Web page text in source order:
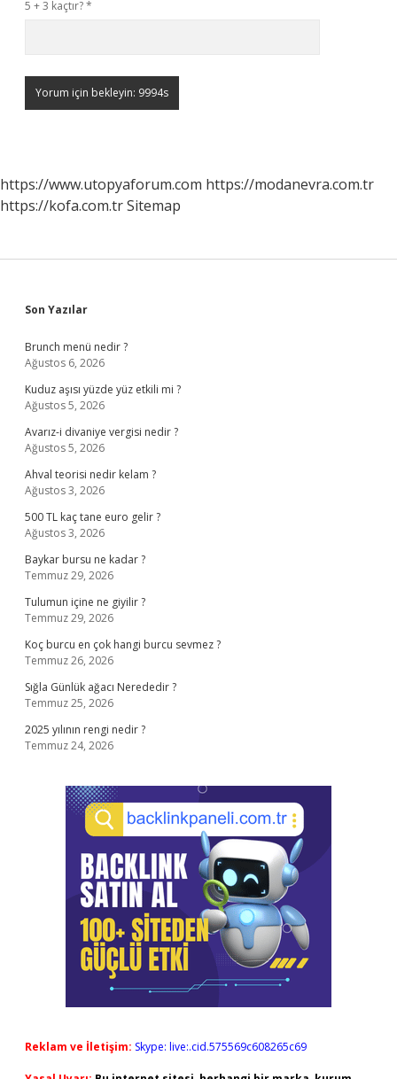
5 + 3 kaçtır?*
https://www.utopyaforum.com https://modanevra.com.tr
https://kofa.com.trSitemap
Sidebar
Son Yazılar
Brunch menü nedir ?
Ağustos 6, 2026
Kuduz aşısı yüzde yüz etkili mi ?
Ağustos 5, 2026
Avarız-i divaniye vergisi nedir ?
Ağustos 5, 2026
Ahval teorisi nedir kelam ?
Ağustos 3, 2026
500 TL kaç tane euro gelir ?
Ağustos 3, 2026
Baykar bursu ne kadar ?
Temmuz 29, 2026
Tulumun içine ne giyilir ?
Temmuz 29, 2026
Koç burcu en çok hangi burcu sevmez ?
Temmuz 26, 2026
Sığla Günlük ağacı Nerededir ?
Temmuz 25, 2026
2025 yılının rengi nedir ?
Temmuz 24, 2026
Reklam ve İletişim: Skype: live:.cid.575569c608265c69